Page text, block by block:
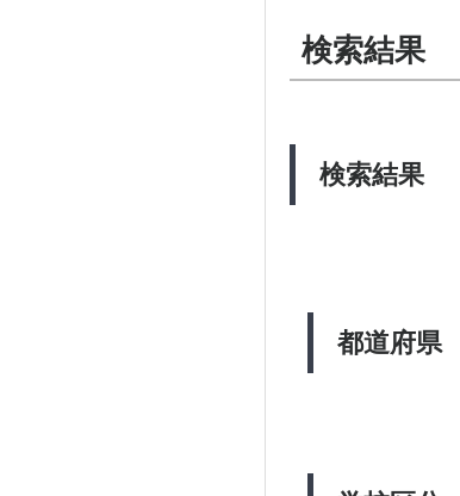
検索結果
検索結果
都道府県